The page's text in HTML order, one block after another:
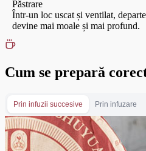
Păstrare
Într-un loc uscat și ventilat,
devine mai moale și mai profund.
Cum se prepară
Prin infuzii succesive Prin infuzare